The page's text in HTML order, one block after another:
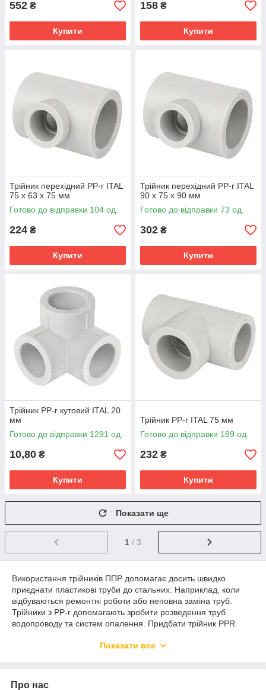
552 ₴
Купити
158 ₴
Купити
Трійник перехідний PP-r ITAL
75 x 63 x 75 мм
Готово до відправки 104 од.
224 ₴
Купити
Трійник перехідний PP-r ITAL
90 x 75 x 90 мм
Готово до відправки 73 од.
302 ₴
Купити
Трійник PP-r кутовий ITAL 20
мм
Готово до відправки 1291 од.
10,80 ₴
Купити
Трійник PP-r ITAL 75 мм
Готово до відправки 189 од.
232 ₴
Купити
Показати ще
1 / 3
Використання трійників ППР допомагає досить швидко
приєднати пластикові труби до стальних. Наприклад, коли
відбуваються ремонтні роботи або неповна заміна труб.
Трійники з PP-r допомагають зробити розведення труб
водопроводу та систем опалення. Придбати трійник PPR
Застосування PP-r трійників в Україні
отримали досить широке застосування. Без цих пристосувань
Показати все
Про нас